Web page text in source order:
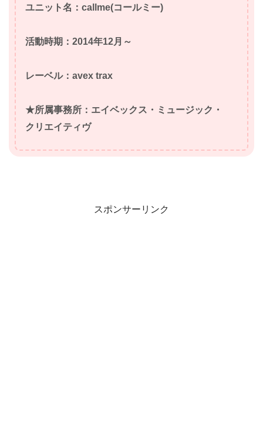
ユニット名：callme(コールミー)
活動時期：2014年12月～
レーベル：avex trax
★所属事務所：エイベックス・ミュージック・
クリエイティヴ
スポンサーリンク